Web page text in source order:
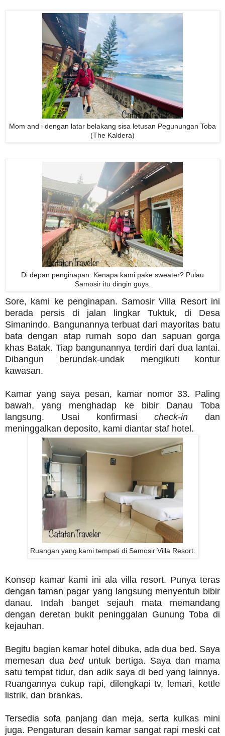
Mom and i dengan latar belakang sisa letusan Pegunungan Toba
(The Kaldera)
Di depan penginapan. Kenapa kami pake sweater? Pulau
Samosir itu dingin guys.
Sore, kami ke penginapan. Samosir Villa Resort ini
berada persis di jalan lingkar Tuktuk, di Desa
Simanindo. Bangunannya terbuat dari mayoritas batu
bata dengan atap rumah sopo dan sapuan gorga
khas Batak. Tiap bangunannya terdiri dari dua lantai.
Dibangun berundak-undak mengikuti kontur
kawasan.
Kamar yang saya pesan, kamar nomor 33. Paling
bawah, yang menghadap ke bibir Danau Toba
langsung. Usai konfirmasi check-in dan
meninggalkan deposito, kami diantar staf hotel.
Ruangan yang kami tempati di Samosir Villa Resort.
Konsep kamar kami ini ala villa resort. Punya teras
dengan taman pagar yang langsung menyentuh bibir
danau. Indah banget sejauh mata memandang
dengan deretan bukit peninggalan Gunung Toba di
kejauhan.
Begitu bagian kamar hotel dibuka, ada dua bed. Saya
memesan duabeduntuk bertiga. Saya dan mama
satu tempat tidur, dan adik saya di bed yang lainnya.
Ruangannya cukup rapi, dilengkapi tv, lemari, kettle
listrik, dan brankas.
Tersedia sofa panjang dan meja, serta kulkas mini
juga. Pengaturan desain kamar sangat rapi meski cat